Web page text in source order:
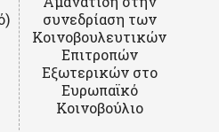
συνεδρίαση των
Κοινοβουλευτικών
Επιτροπών
Εξωτερικών στο
Ευρωπαϊκό
Κοινοβούλιο